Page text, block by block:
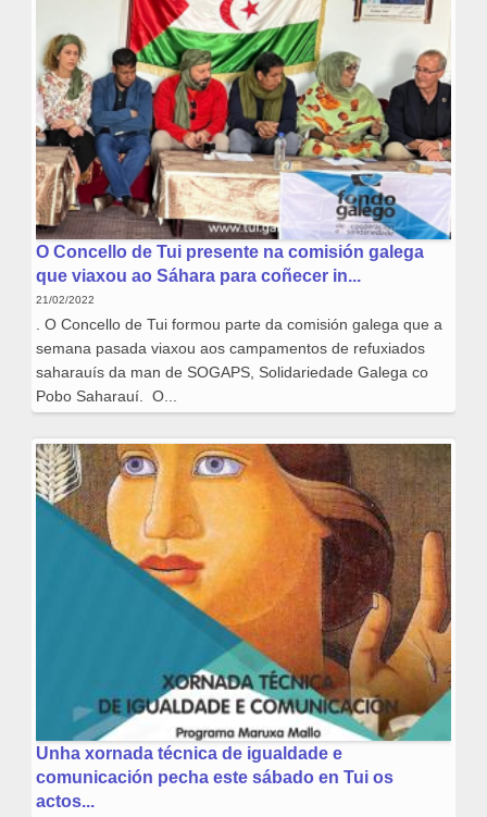
O Concello de Tui presente na comisión galega
que viaxou ao Sáhara para coñecer in...
21/02/2022
. O Concello de Tui formou parte da comisión galega que a
semana pasada viaxou aos campamentos de refuxiados
saharauís da man de SOGAPS, Solidariedade Galega co
Pobo Saharauí. O...
Unha xornada técnica de igualdade e
comunicación pecha este sábado en Tui os
actos...